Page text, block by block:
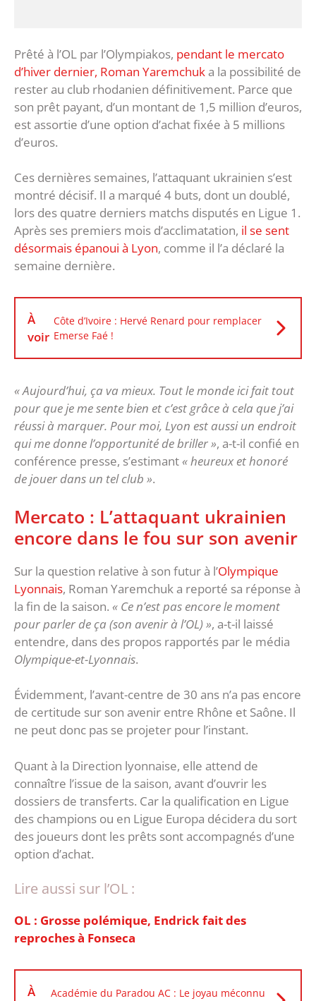
Prêté à l’OL par l’Olympiakos, pendant le mercato
d’hiver dernier, Roman Yaremchuka la possibilité de
rester au club rhodanien définitivement. Parce que
son prêt payant, d’un montant de 1,5 million d’euros,
est assortie d’une option d’achat fixée à 5 millions
d’euros.
Ces dernières semaines, l’attaquant ukrainien s’est
montré décisif. Il a marqué 4 buts, dont un doublé,
lors des quatre derniers matchs disputés en Ligue 1.
Après ses premiers mois d’acclimatation, il se sent
désormais épanoui à Lyon, comme il l’a déclaré la
semaine dernière.
À
voir
Côte d’Ivoire : Hervé Renard pour remplacer
Emerse Faé !
« Aujourd’hui, ça va mieux. Tout le monde ici fait tout
pour que je me sente bien et c’est grâce à cela que j’ai
réussi à marquer. Pour moi, Lyon est aussi un endroit
qui me donne l’opportunité de briller », a-t-il confié en
conférence presse, s’estimant« heureux et honoré
de jouer dans un tel club ».
Mercato : L’attaquant ukrainien
encore dans le fou sur son avenir
Sur la question relative à son futur à l’Olympique
Lyonnais, Roman Yaremchuk a reporté sa réponse à
la fin de la saison. « Ce n’est pas encore le moment
pour parler de ça (son avenir à l’OL) », a-t-il laissé
entendre, dans des propos rapportés par le média
Olympique-et-Lyonnais.
Évidemment, l’avant-centre de 30 ans n’a pas encore
de certitude sur son avenir entre Rhône et Saône. Il
ne peut donc pas se projeter pour l’instant.
Quant à la Direction lyonnaise, elle attend de
connaître l’issue de la saison, avant d’ouvrir les
dossiers de transferts. Car la qualification en Ligue
des champions ou en Ligue Europa décidera du sort
des joueurs dont les prêts sont accompagnés d’une
option d’achat.
Lire aussi sur l’OL :
OL : Grosse polémique, Endrick fait des
reproches à Fonseca
À Académie du Paradou AC : Le joyau méconnu